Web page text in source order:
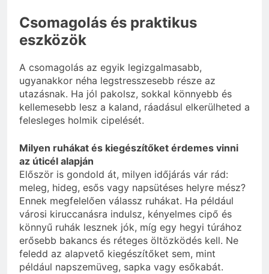
Csomagolás és praktikus
eszközök
A csomagolás az egyik legizgalmasabb,
ugyanakkor néha legstresszesebb része az
utazásnak. Ha jól pakolsz, sokkal könnyebb és
kellemesebb lesz a kaland, ráadásul elkerülheted a
felesleges holmik cipelését.
Milyen ruhákat és kiegészítőket érdemes vinni
az úticél alapján
Először is gondold át, milyen időjárás vár rád:
meleg, hideg, esős vagy napsütéses helyre mész?
Ennek megfelelően válassz ruhákat. Ha például
városi kiruccanásra indulsz, kényelmes cipő és
könnyű ruhák lesznek jók, míg egy hegyi túrához
erősebb bakancs és réteges öltözködés kell. Ne
feledd az alapvető kiegészítőket sem, mint
például napszemüveg, sapka vagy esőkabát.